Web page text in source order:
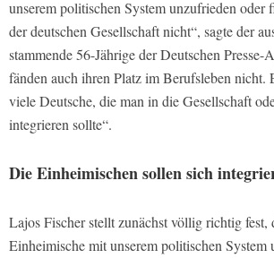
unserem politischen System unzufrieden oder
der deutschen Gesellschaft nicht“, sagte der
stammende 56-Jährige der Deutschen Presse-
fänden auch ihren Platz im Berufsleben nicht.
viele Deutsche, die man in die Gesellschaft
integrieren sollte“.
Die Einheimischen sollen sich
Lajos Fischer stellt zunächst völlig richtig fest,
Einheimische mit unserem politischen System